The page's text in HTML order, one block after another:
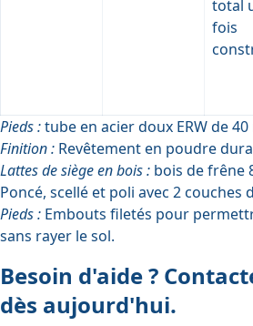
total
fois
Pieds :tube en acier doux ERW de
Finition : Revêtement en poudre
Lattes de siège en bois : bois de frêne
Poncé, scellé et poli avec 2
Pieds : Embouts filetés pour
sans rayer le sol.
Besoin d'aide ?
dès aujourd'hui.